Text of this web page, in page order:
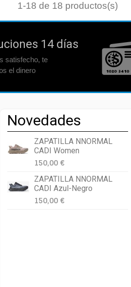
1-18 de 18 productos(s)
14 días
satisfecho, te
el dinero
Novedades
ZAPATILLA NNORMAL
CADI Women
150,00 €
ZAPATILLA NNORMAL
CADI Azul-Negro
150,00 €